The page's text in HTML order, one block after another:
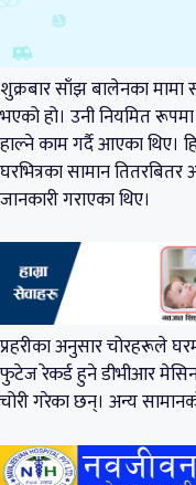
शुक्रबार साँझ बालेनका मामा
भएको हो। उनी नियमित रूपमा
हाल्ने काम गर्दै आएका थिए।
घरभित्रका सामान
जानकारी गराएका थिए।
प्रहरीका अनुसार चोरहरूले
फुटेज रेकर्ड हुने डीभीआर
चोरी गरेका छन्। अन्य